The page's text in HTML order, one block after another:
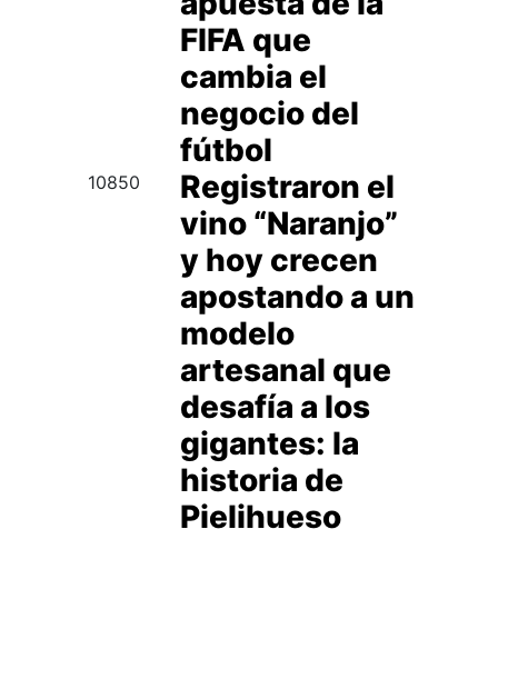
FIFA que
cambia el
negocio del
fútbol
10850
Registraron el
vino “Naranjo”
y hoy crecen
apostando a un
modelo
artesanal que
desafía a los
gigantes: la
historia de
Pielihueso